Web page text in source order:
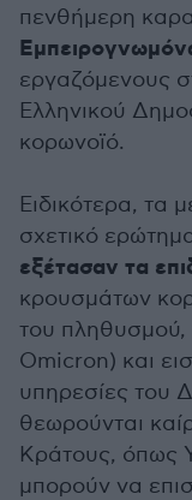
πενθήμερη
εργαζόμενους
Ελληνικού
κορωνοϊό.
Ειδικότερα, τα
σχετικό
εξέτασαν τα
κρουσμάτων
του πληθυσμού,
Omicron) και
υπηρεσίες του
θεωρούνται
Κράτους, όπως
μπορούν να